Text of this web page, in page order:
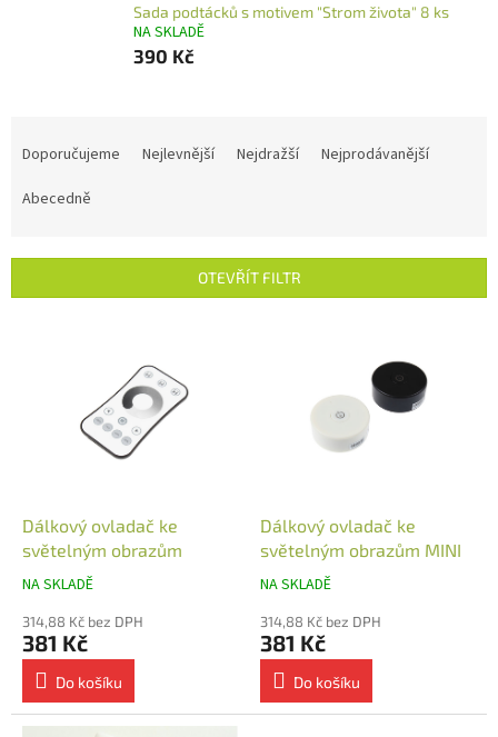
Sada podtácků s motivem "Strom života" 8 ks
NA SKLADĚ
390 Kč
r
Doporučujeme Nejlevnější Nejdražší
Nejprodávanější
Abecedně
OTEVŘÍT FILTR
Dálkový ovladač ke
světelným obrazům
NA SKLADĚ
314,88 Kč bez DPH
381 Kč
Do košíku
Dálkový ovladač ke
světelným obrazům MINI
NA SKLADĚ
314,88 Kč bez DPH
381 Kč
Do košíku